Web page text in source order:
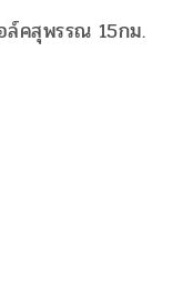
ล์คสุพรรณ 15กม.